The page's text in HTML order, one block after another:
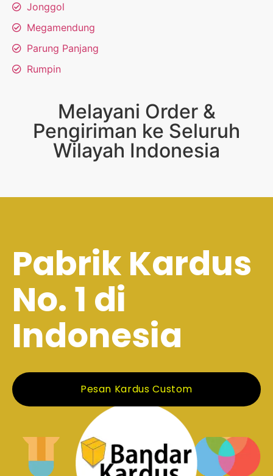
Jonggol
Megamendung
Parung Panjang
Rumpin
Melayani Order &
Pengiriman ke Seluruh
Wilayah Indonesia
Pabrik Kardus
No. 1 di
Indonesia
Pesan Kardus Custom